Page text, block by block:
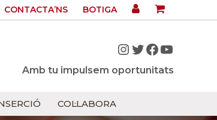
CONTACTA’NS BOTIGA
Instagram
Twitter
Facebook
Amb tu impulsem oportunitats
COL·LABORA